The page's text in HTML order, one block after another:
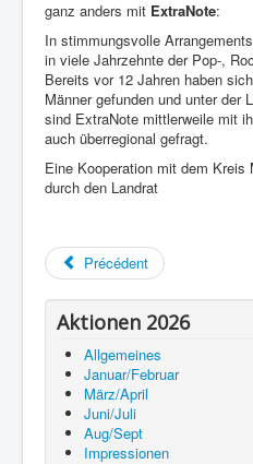
ganz anders mit ExtraNote:
In stimmungsvolle
in viele Jahrzehnte der Pop-,
Bereits vor 12 Jahren haben
Männer gefunden und unter der
sind ExtraNote mittlerweile mit
auch überregional gefragt.
Eine Kooperation mit dem Kreis
durch den Landrat
Précédent
Aktionen 2026
Allgemeines
Januar/Februar
März/April
Juni/Juli
Aug/Sept
Impressionen